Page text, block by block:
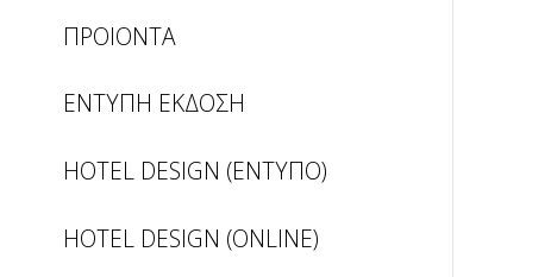
ΠΡΟΙΟΝΤΑ
ΕΝΤΥΠΗ ΕΚΔΟΣΗ
HOTEL DESIGN (ΕΝΤΥΠΟ)
HOTEL DESIGN (ONLINE)